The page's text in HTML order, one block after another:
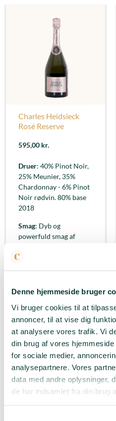
Denne hjemmeside bruger
Vi bruger cookies til at
annoncer, til at vise dig
at analysere vores trafik. Vi
din brug af vores
for sociale medier,
analysepartnere. Vores
data med andre oplysninger,
de har indsamlet fra din brug
Charles Heidsieck
Rosé Reserve
595,00 kr.
Druer: 40% Pinot Noir,
25% Meunier, 35%
Chardonnay - 6% Pinot
Noir rødvin. 80% base
2018
Smag: Dyb og
powerfuld smag af
blåbær
Med noter af
hjemmelavet
jordbærmarmelade og
super saftige ferskner
Passer til: Aperitif -
Bare fordi
LÆG I KURV